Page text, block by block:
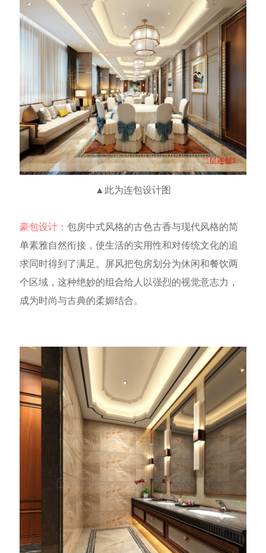
▲此为连包设计图
豪包设计：包房中式风格的古色古香与现代风格的简
单素雅自然衔接，使生活的实用性和对传统文化的追
求同时得到了满足 。屏风把包房划分为休闲和餐饮两
个区域，这种绝妙的组合给人以强烈的视觉意志力，
成为时尚与古典的柔媚结合。